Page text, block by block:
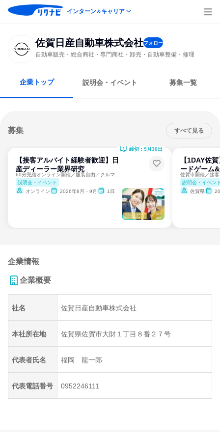
インターン＆キャリア
佐賀日産自動車株式会社フォロー
自動車販売・総合商社・専門商社・卸売・自動車整備・修理
企業トップ 説明会・イベント 募集一覧
募集 すべて見る
【接客アルバイト経験者歓迎】日
産ディーラー業界研究
説明会・イベント
オンライン
2026年8月・9月 1日
締切：9月30日
【1DAY佐
ードゲーム
説明会・イベン
佐賀県
企業情報
企業概要
社名 佐賀日産自動車株式会社
本社所在地 佐賀県佐賀市大財１丁目８番２７号
代表者氏名 福岡 龍一郎
代表電話番号 0952246111